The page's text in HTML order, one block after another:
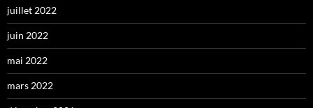
juillet 2022
juin 2022
mai 2022
mars 2022